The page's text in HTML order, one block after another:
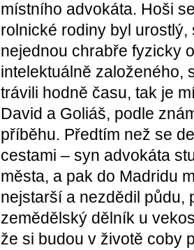
místního advokáta. Hoši
rolnické rodiny byl
nejednou chrabře fyzicky
intelektuálně založeného,
trávili hodně času, tak je
David a Goliáš, podle
příběhu. Předtím než se
cestami – syn advokáta
města, a pak do Madridu
nejstarší a nezdědil půdu,
zemědělský dělník u
že si budou v životě coby